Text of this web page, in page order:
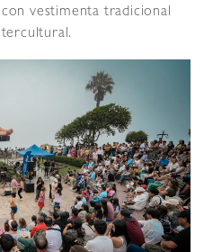
vestimenta tradicional